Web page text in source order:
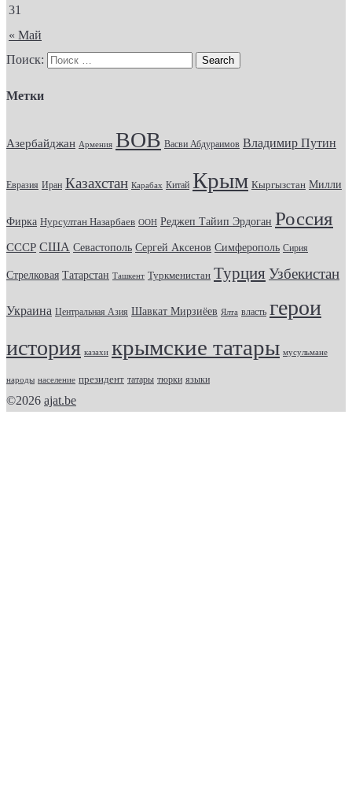
« Май
31
Поиск:
Метки
Азербайджан Армения ВОВ Васви Абдураимов Владимир Путин
Евразия Иран Казахстан Карабах Китай Крым Кыргызстан Милли
Фирка Нурсултан Назарбаев ООН Реджеп Тайип Эрдоган Россия
СССР США Севастополь Сергей Аксенов Симферополь Сирия
Стрелковая Татарстан Ташкент Туркменистан Турция Узбекистан
Украина Центральная Азия Шавкат Мирзиёев Ялта власть герои
история казахи крымские татары мусульмане
народы население президент татары тюрки языки
©2026 ajat.be